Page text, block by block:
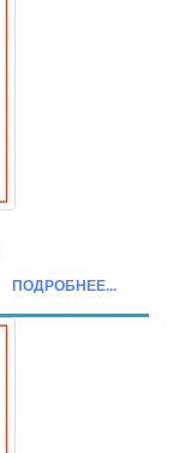
ПОДРОБНЕЕ...